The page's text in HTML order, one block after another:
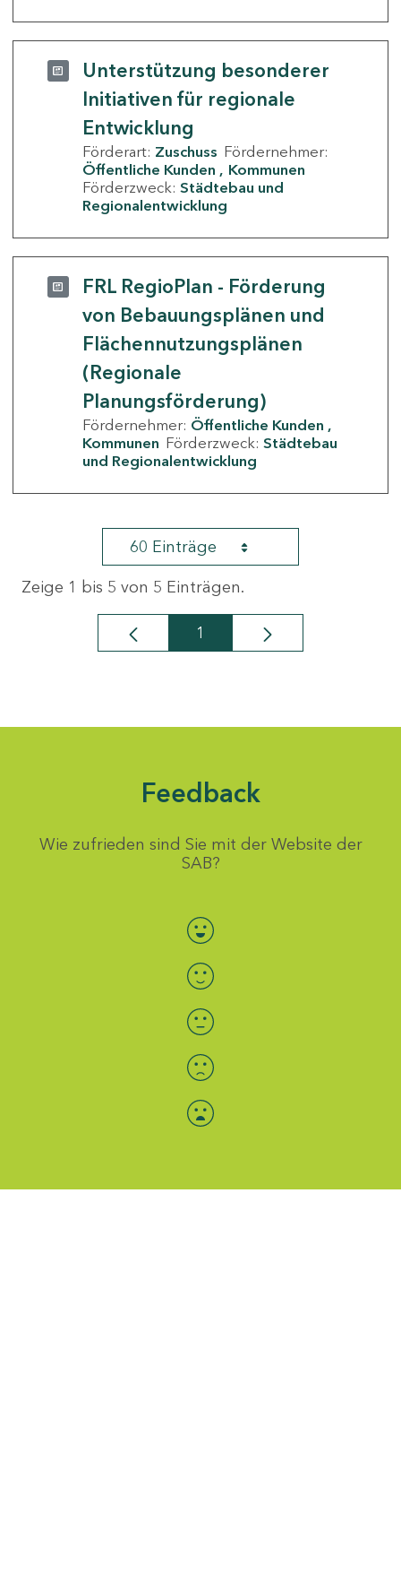
Unterstützung besonderer
Initiativen für regionale
Entwicklung
Förderart: Zuschuss Fördernehmer:
Öffentliche Kunden
Kommunen
Förderzweck: Städtebau und
Regionalentwicklung
FRL RegioPlan - Förderung
von Bebauungsplänen und
Flächennutzungsplänen
(Regionale
Planungsförderung)
Fördernehmer: Öffentliche Kunden
Kommunen Förderzweck: Städtebau
und Regionalentwicklung
60 Einträge
Zeige 1 bis 5 von 5 Einträgen.
Seite
1
Feedback
Wie zufrieden sind Sie mit der Website der
SAB?
Bewertung auswählen